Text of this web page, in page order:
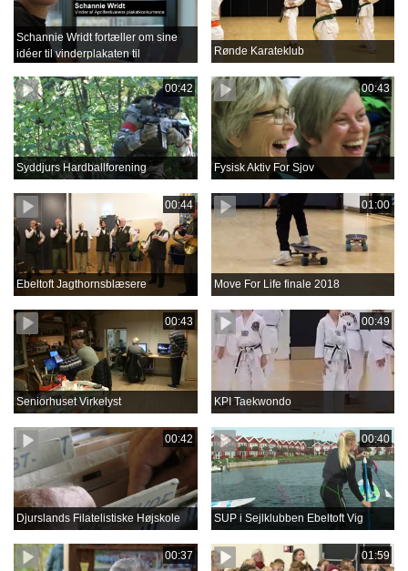
Schannie Wridt fortæller om sine
idéer til vinderplakaten til
Rønde Karateklub
00:42
Syddjurs Hardballforening
00:43
Fysisk Aktiv For Sjov
00:44
Ebeltoft Jagthornsblæsere
01:00
Move For Life finale 2018
00:43
Seniorhuset Virkelyst
00:49
KPI Taekwondo
00:42
Djurslands Filatelistiske Højskole
00:40
SUP i Sejlklubben Ebeltoft Vig
00:37 01:59